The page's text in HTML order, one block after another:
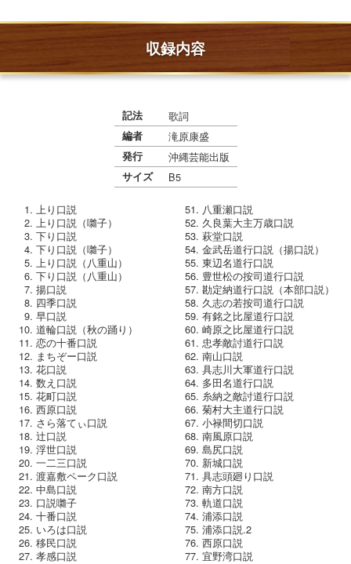
収録内容
記法 歌詞
編者 滝原康盛
発行 沖縄芸能出版
サイズ B5
上り口説
上り口説（囃子）
下り口説
下り口説（囃子）
上り口説（八重山）
下り口説（八重山）
揚口説
四季口説
早口説
道輪口説（秋の踊り）
恋の十番口説
まちぞー口説
花口説
数え口説
花町口説
西原口説
さら落てぃ口説
辻口説
浮世口説
一二三口説
渡嘉敷ペーク口説
中島口説
口説囃子
十番口説
いろは口説
移民口説
孝感口説
八重瀬口説
久良葉大主万歳口説
萩堂口説
金武岳道行口説（揚口説）
東辺名道行口説
豊世松の按司道行口説
勘定納道行口説（本部口説）
久志の若按司道行口説
有銘之比屋道行口説
崎原之比屋道行口説
忠孝敵討道行口説
南山口説
具志川大軍道行口説
多田名道行口説
糸納之敵討道行口説
菊村大主道行口説
小禄間切口説
南風原口説
島尻口説
新城口説
具志頭廻り口説
南方口説
軌道口説
浦添口説
浦添口説.2
西原口説
宜野湾口説